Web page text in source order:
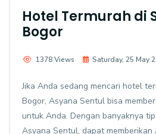
Hotel Termurah di
Bogor
1378 Views Saturday, 25 May
Jika Anda sedang mencari hotel
Bogor, Asyana Sentul bisa
untuk Anda. Dengan banyaknya
Asyana Sentul, dapat